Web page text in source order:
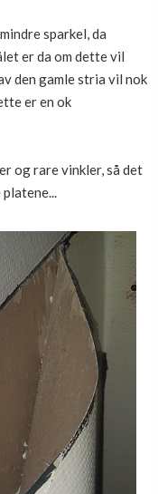
sparkel, da
er da om dette vil
den gamle stria vil nok
er en ok
og rare vinkler, så det